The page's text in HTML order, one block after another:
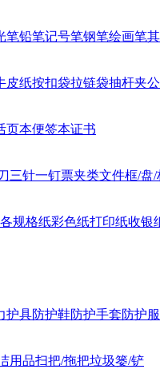
笔铅笔记号笔钢笔绘画笔
皮纸按扣袋拉链袋抽杆夹
页本便签本证书
三针一钉票夹类文件框/盘/
各规格纸彩色纸打印纸收银
护具防护鞋防护手套防护服
用品扫把/拖把垃圾篓/铲